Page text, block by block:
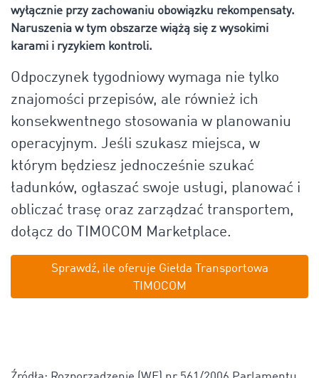
wyłącznie przy zachowaniu obowiązku rekompensaty.
Naruszenia w tym obszarze wiążą się z wysokimi
karami i ryzykiem kontroli.
Odpoczynek tygodniowy wymaga nie tylko
znajomości przepisów, ale również ich
konsekwentnego stosowania w planowaniu
operacyjnym. Jeśli szukasz miejsca, w
którym będziesz jednocześnie szukać
ładunków, ogłaszać swoje usługi, planować i
obliczać trasę oraz zarządzać transportem,
dołącz do TIMOCOM Marketplace.
Sprawdź, ile oferuje Giełda Transportowa
TIMOCOM